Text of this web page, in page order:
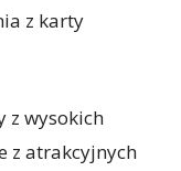
z karty
z wysokich
z atrakcyjnych